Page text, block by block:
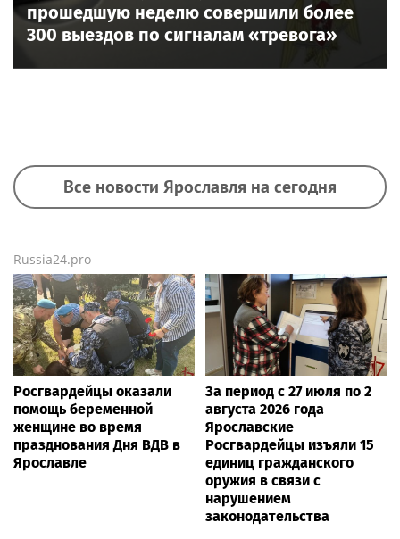
прошедшую неделю совершили более
300 выездов по сигналам «тревога»
Все новости Ярославля на сегодня
Russia24.pro
Росгвардейцы оказали
помощь беременной
женщине во время
празднования Дня ВДВ в
Ярославле
За период с 27 июля по 2
августа 2026 года
Ярославские
Росгвардейцы изъяли 15
единиц гражданского
оружия в связи с
нарушением
законодательства